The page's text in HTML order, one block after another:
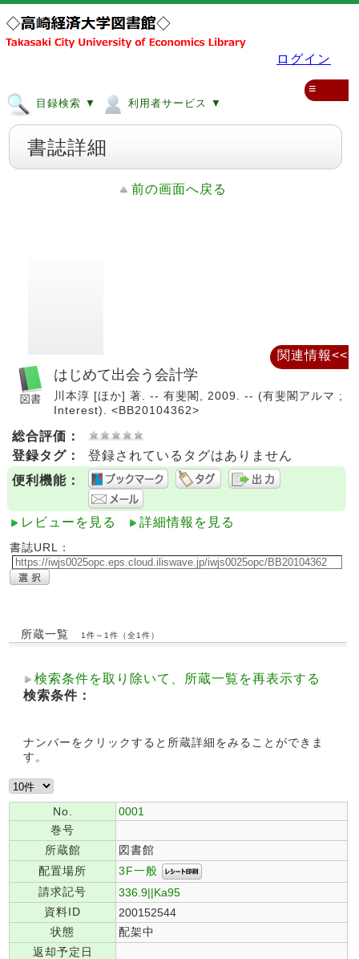
ログイン
目録検索 ▼ 利用者サービス ▼
≡
書誌詳細
前の画面へ戻る
はじめて出会う会計学
川本淳 [ほか] 著. -- 有斐閣, 2009. -- (有斐閣アルマ ;
Interest). <BB20104362>
総合評価：
登録タグ：
登録されているタグはありません
便利機能：
レビューを見る 詳細情報を見る
書誌URL：
所蔵一覧 1件～1件（全1件）
検索条件を取り除いて、所蔵一覧を再表示する
検索条件：
ナンバーをクリックすると所蔵詳細をみることができま
す。
No.
0001
巻号
所蔵館
図書館
配置場所
3F一般
請求記号
336.9||Ka95
資料ID
200152544
状態
配架中
返却予定日
関連情報<<